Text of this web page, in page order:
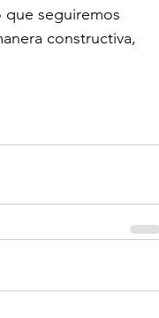
que seguiremos
constructiva,